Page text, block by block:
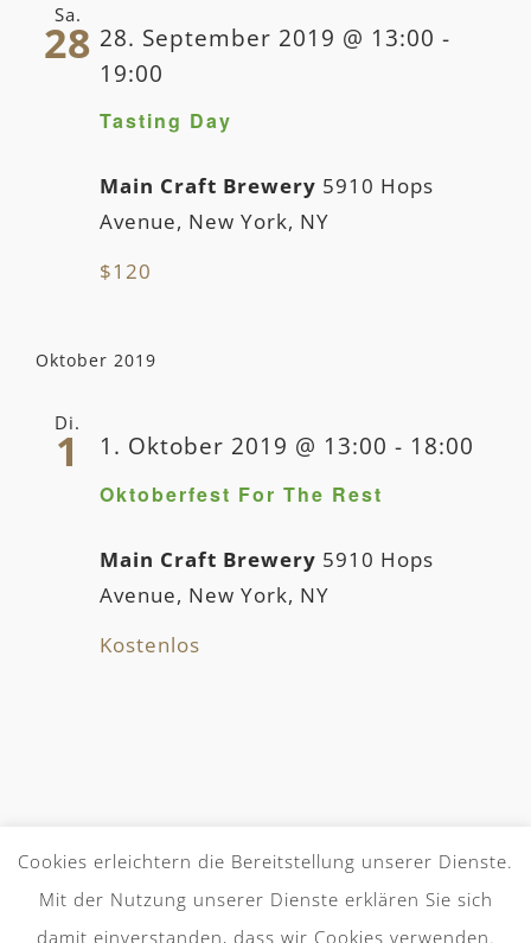
Sa.
28
Tasting Day
28. September 2019 @ 13:00 -
19:00
Main Craft Brewery 5910 Hops
Avenue, New York, NY
$120
Oktober 2019
Di.
1
Oktoberfest For The Rest
1. Oktober 2019 @ 13:00 - 18:00
Main Craft Brewery 5910 Hops
Avenue, New York, NY
Kostenlos
Zahlung und Versand
Cookies erleichtern die Bereitstellung unserer Dienste.
Mit der Nutzung unserer Dienste erklären Sie sich
damit einverstanden, dass wir Cookies verwenden.